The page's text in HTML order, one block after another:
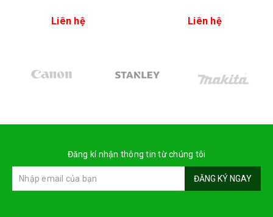
Liên hệ Liên hệ
Đăng kí nhận thông tin từ chúng tôi
ĐĂNG KÝ NGAY